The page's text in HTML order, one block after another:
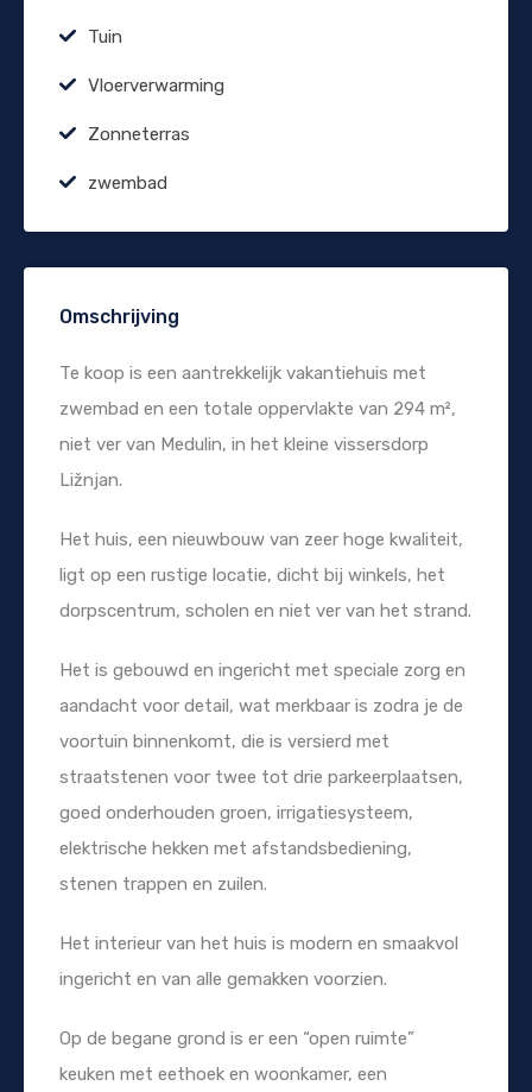
Tuin
Vloerverwarming
Zonneterras
zwembad
Omschrijving
Te koop is een aantrekkelijk vakantiehuis met
zwembad en een totale oppervlakte van 294 m²,
niet ver van Medulin, in het kleine vissersdorp
Ližnjan.
Het huis, een nieuwbouw van zeer hoge kwaliteit,
ligt op een rustige locatie, dicht bij winkels, het
dorpscentrum, scholen en niet ver van het strand.
Het is gebouwd en ingericht met speciale zorg en
aandacht voor detail, wat merkbaar is zodra je de
voortuin binnenkomt, die is versierd met
straatstenen voor twee tot drie parkeerplaatsen,
goed onderhouden groen, irrigatiesysteem,
elektrische hekken met afstandsbediening,
stenen trappen en zuilen.
Het interieur van het huis is modern en smaakvol
ingericht en van alle gemakken voorzien.
Op de begane grond is er een “open ruimte”
keuken met eethoek en woonkamer, een